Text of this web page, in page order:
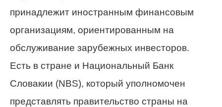
принадлежит иностранным финансовым
организациям, ориентированным на
обслуживание зарубежных инвесторов.
Есть в стране и Национальный Банк
Словакии (NBS), который уполномочен
представлять правительство страны на